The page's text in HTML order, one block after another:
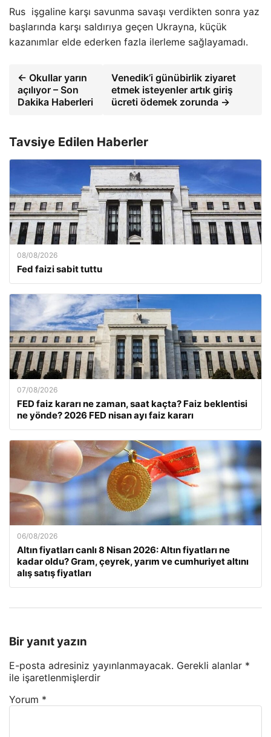
Rus işgaline karşı savunma savaşı verdikten sonra yaz
başlarında karşı saldırıya geçen Ukrayna, küçük
kazanımlar elde ederken fazla ilerleme sağlayamadı.
← Okullar yarın
açılıyor – Son
Dakika Haberleri
Venedik’i günübirlik ziyaret
etmek isteyenler artık giriş
ücreti ödemek zorunda →
Tavsiye Edilen Haberler
08/08/2026
Fed faizi sabit tuttu
07/08/2026
FED faiz kararı ne zaman, saat kaçta? Faiz beklentisi
ne yönde? 2026 FED nisan ayı faiz kararı
06/08/2026
Altın fiyatları canlı 8 Nisan 2026: Altın fiyatları ne
kadar oldu? Gram, çeyrek, yarım ve cumhuriyet altını
alış satış fiyatları
Bir yanıt yazın
E-posta adresiniz yayınlanmayacak. Gerekli alanlar *
ile işaretlenmişlerdir
Yorum *